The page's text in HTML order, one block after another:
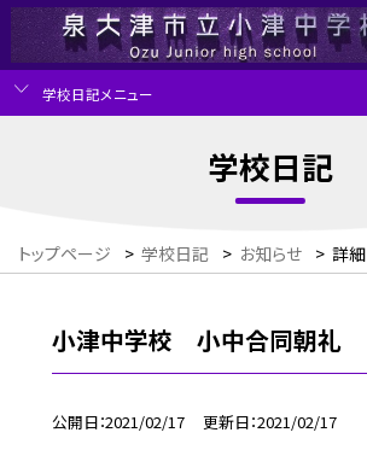
学校日記メニュー
学校日記
トップページ > 学校日記 > お知らせ > 詳細
小津中学校 小中合同朝礼
公開日 2021/02/17 更新日 2021/02/17